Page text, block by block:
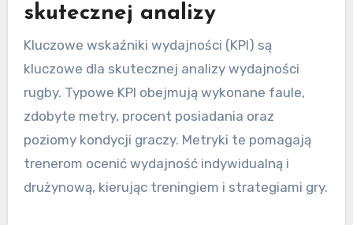
skutecznej analizy
Kluczowe wskaźniki wydajności (KPI) są
kluczowe dla skutecznej analizy wydajności
rugby. Typowe KPI obejmują wykonane faule,
zdobyte metry, procent posiadania oraz
poziomy kondycji graczy. Metryki te pomagają
trenerom ocenić wydajność indywidualną i
drużynową, kierując treningiem i strategiami gry.